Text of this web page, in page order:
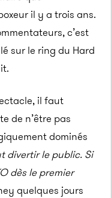
il y a trois ans.
c’est
sur le ring du Hard
il faut
de n’être pas
dominés
divertir le public. Si
dès le premier
quelques jours